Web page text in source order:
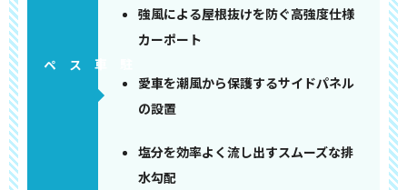
強風による屋根抜けを防ぐ高強度仕様
カーポート
愛車を潮風から保護するサイドパネル
の設置
塩分を効率よく流し出すスムーズな排
水勾配